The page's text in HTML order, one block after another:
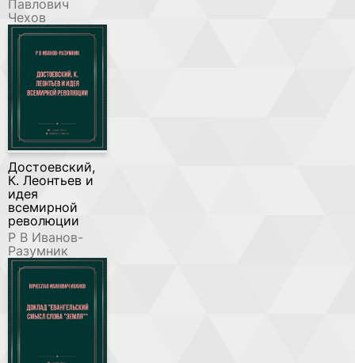
Павлович
Чехов
Достоевский,
К. Леонтьев и
идея
всемирной
революции
Р В Иванов-
Разумник